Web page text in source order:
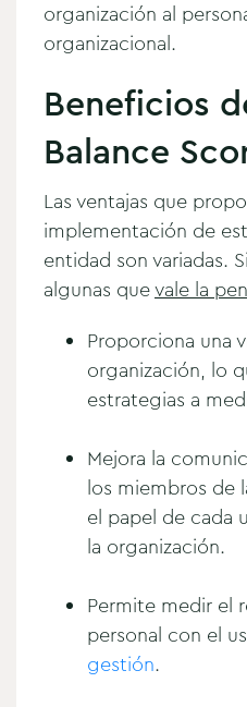
organización al
organizacional.
Beneficios
Balance
Las ventajas que
implementación de
entidad son variadas.
algunas quevale la
Proporciona una
organización, lo
estrategias a
Mejora la
los miembros de
el papel de cada
la organización.
Permite medir el
personal con el
gestión.